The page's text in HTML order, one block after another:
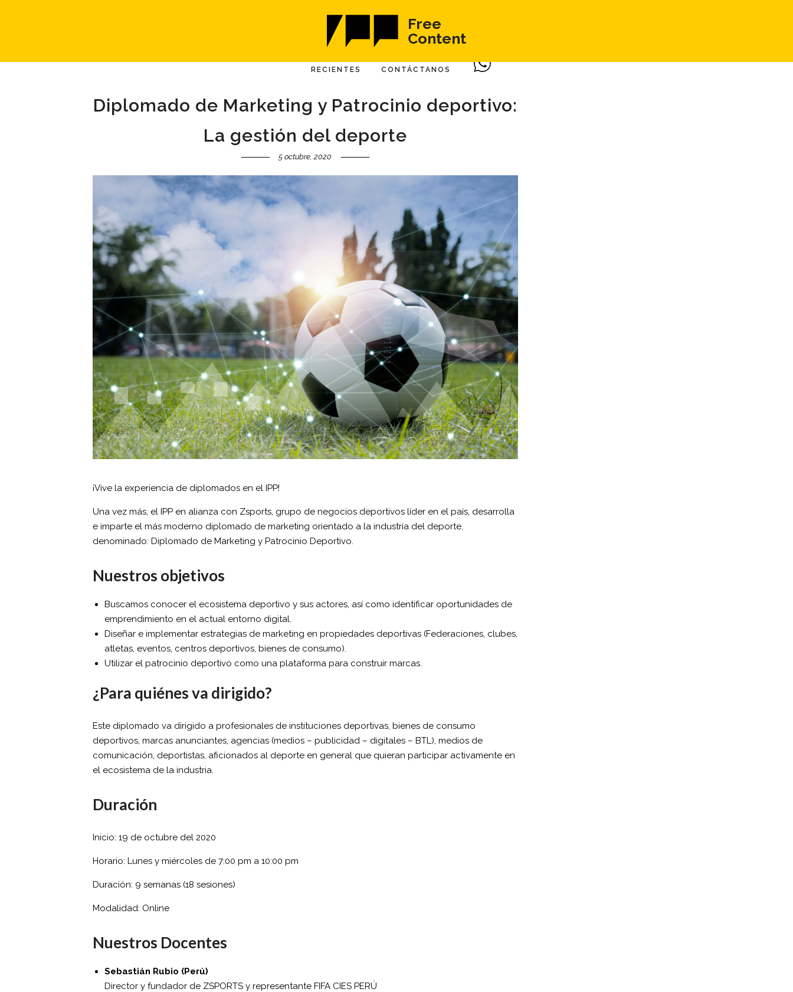
Free
Content
RECIENTES CONTÁCTANOS
Diplomado de Marketing y Patrocinio deportivo:
La gestión del deporte
5 octubre, 2020
¡Vive la experiencia de diplomados en el IPP!
Una vez más, el IPP en alianza con Zsports, grupo de negocios deportivos líder en el país, desarrolla
e imparte el más moderno diplomado de marketing orientado a la industria del deporte,
denominado: Diplomado de Marketing y Patrocinio Deportivo.
Nuestros objetivos
Buscamos conocer el ecosistema deportivo y sus actores, así como identificar oportunidades de
emprendimiento en el actual entorno digital.
Diseñar e implementar estrategias de marketing en propiedades deportivas (Federaciones, clubes,
atletas, eventos, centros deportivos, bienes de consumo).
Utilizar el patrocinio deportivo como una plataforma para construir marcas.
¿Para quiénes va dirigido?
Este diplomado va dirigido a profesionales de instituciones deportivas, bienes de consumo
deportivos, marcas anunciantes, agencias (medios – publicidad – digitales – BTL), medios de
comunicación, deportistas, aficionados al deporte en general que quieran participar activamente en
el ecosistema de la industria.
Duración
Inicio: 19 de octubre del 2020
Horario: Lunes y miércoles de 7:00 pm a 10:00 pm
Duración: 9 semanas (18 sesiones)
Modalidad: Online
Nuestros Docentes
Sebastián Rubio (Perú)
Director y fundador de ZSPORTS y representante FIFA CIES PERÚ